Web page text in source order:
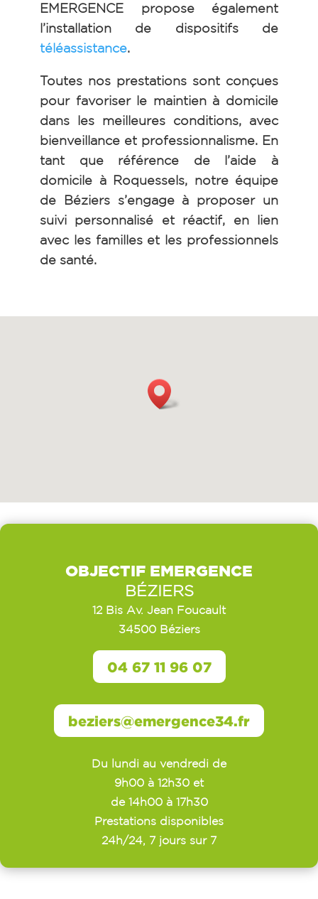
EMERGENCE propose également
l’installation de dispositifs de
téléassistance.
Toutes nos prestations sont conçues
pour favoriser le maintien à domicile
dans les meilleures conditions, avec
bienveillance et professionnalisme. En
tant que référence de l’aide à
domicile à Roquessels, notre équipe
de Béziers s’engage à proposer un
suivi personnalisé et réactif, en lien
avec les familles et les professionnels
de santé.
OBJECTIF EMERGENCE
BÉZIERS
12 Bis Av. Jean Foucault
34500 Béziers
Du lundi au vendredi de
9h00 à 12h30 et
de 14h00 à 17h30
Prestations disponibles
24h/24, 7 jours sur 7
beziers@emergence34.fr
04 67 11 96 07